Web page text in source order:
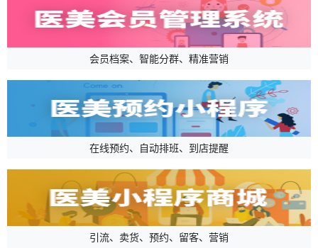
会员档案、智能分群、精准营销
在线预约、自动排班、到店提醒
引流、卖货、预约、留客、营销